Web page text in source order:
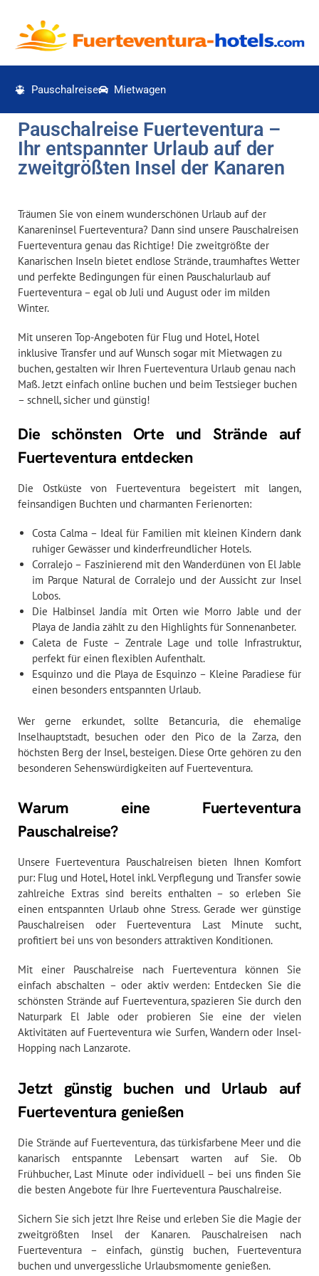
Pauschalreise Mietwagen
Pauschalreise Fuerteventura –
Ihr entspannter Urlaub auf der
zweitgrößten Insel der Kanaren
Träumen Sie von einem wunderschönen Urlaub auf der
Kanareninsel Fuerteventura? Dann sind unsere Pauschalreisen
Fuerteventura genau das Richtige! Die zweitgrößte der
Kanarischen Inseln bietet endlose Strände, traumhaftes Wetter
und perfekte Bedingungen für einen Pauschalurlaub auf
Fuerteventura – egal ob Juli und August oder im milden
Winter.
Mit unseren Top-Angeboten für Flug und Hotel, Hotel
inklusive Transfer und auf Wunsch sogar mit Mietwagen zu
buchen, gestalten wir Ihren Fuerteventura Urlaub genau nach
Maß. Jetzt einfach online buchen und beim Testsieger buchen
– schnell, sicher und günstig!
Die schönsten Orte und Strände auf
Fuerteventura entdecken
Die Ostküste von Fuerteventura begeistert mit langen,
feinsandigen Buchten und charmanten Ferienorten:
Costa Calma – Ideal für Familien mit kleinen Kindern dank
ruhiger Gewässer und kinderfreundlicher Hotels.
Corralejo – Faszinierend mit den Wanderdünen von El Jable
im Parque Natural de Corralejo und der Aussicht zur Insel
Lobos.
Die Halbinsel Jandía mit Orten wie Morro Jable und der
Playa de Jandia zählt zu den Highlights für Sonnenanbeter.
Caleta de Fuste – Zentrale Lage und tolle Infrastruktur,
perfekt für einen flexiblen Aufenthalt.
Esquinzo und die Playa de Esquinzo – Kleine Paradiese für
einen besonders entspannten Urlaub.
Wer gerne erkundet, sollte Betancuria, die ehemalige
Inselhauptstadt, besuchen oder den Pico de la Zarza, den
höchsten Berg der Insel, besteigen. Diese Orte gehören zu den
besonderen Sehenswürdigkeiten auf Fuerteventura.
Warum eine Fuerteventura
Pauschalreise?
Unsere Fuerteventura Pauschalreisen bieten Ihnen Komfort
pur: Flug und Hotel, Hotel inkl. Verpflegung und Transfer sowie
zahlreiche Extras sind bereits enthalten – so erleben Sie
einen entspannten Urlaub ohne Stress. Gerade wer günstige
Pauschalreisen oder Fuerteventura Last Minute sucht,
profitiert bei uns von besonders attraktiven Konditionen.
Mit einer Pauschalreise nach Fuerteventura können Sie
einfach abschalten – oder aktiv werden: Entdecken Sie die
schönsten Strände auf Fuerteventura, spazieren Sie durch den
Naturpark El Jable oder probieren Sie eine der vielen
Aktivitäten auf Fuerteventura wie Surfen, Wandern oder Insel-
Hopping nach Lanzarote.
Jetzt günstig buchen und Urlaub auf
Fuerteventura genießen
Die Strände auf Fuerteventura, das türkisfarbene Meer und die
kanarisch entspannte Lebensart warten auf Sie. Ob
Frühbucher, Last Minute oder individuell – bei uns finden Sie
die besten Angebote für Ihre Fuerteventura Pauschalreise.
Sichern Sie sich jetzt Ihre Reise und erleben Sie die Magie der
zweitgrößten Insel der Kanaren. Pauschalreisen nach
Fuerteventura – einfach, günstig buchen, Fuerteventura
buchen und unvergessliche Urlaubsmomente genießen.